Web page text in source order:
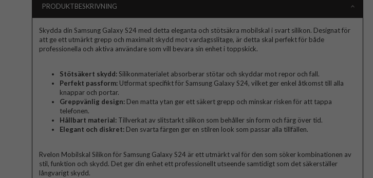
PRODUKTBESKRIVNING
Skydda din Samsung Galaxy S24 med detta eleganta och stötsäkra mobilskal i svart silikon. Designat för
att ge ett utmärkt grepp och maximalt skydd mot vardagsslitage, är detta skal perfekt för både
professionella och aktiva användare som vill bevara sin enhet i toppskick.
Stötsäkert skydd:Silikonmaterialet absorberar stötar och skyddar mot repor och fall.
Perfekt passform: Utformat specifikt för Samsung Galaxy S24, vilket ger enkel åtkomst till alla
knappar och portar.
Greppvänlig design: Den matta ytan ger ett säkert grepp och minskar risken för att tappa
telefonen.
Hållbart material: Tillverkat av slitstarkt silikon som behåller sin form och färg över tid.
Elegant och diskret: Den svarta färgen ger en stilren look som passar alla tillfällen.
Rvelon Mobilskal Silikon för Samsung Galaxy S24 är ett utmärkt val för den som söker kombinationen av
stil, funktion och skydd. Det ger din enhet ett professionellt utseende samtidigt som det säkerställer
långvarigt skydd.